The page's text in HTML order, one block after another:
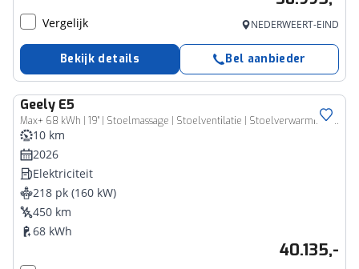
Vergelijk NEDERWEERT-EIND
Bekijk details Bel aanbieder
Geely E5
Max+ 68 kWh | 19" | Stoelmassage | Stoelventilatie | Stoelverwarming | 360 Camera | Warmtepomp | Flyme audio | Panoramisch schuifdak | Elektrische bedienbare achterklep |
10 km
2026
Elektriciteit
218 pk (160 kW)
450 km
68 kWh
40.135,-